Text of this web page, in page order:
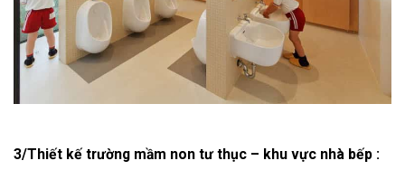
3/Thiết kế trường mầm non tư thục – khu vực nhà bếp :